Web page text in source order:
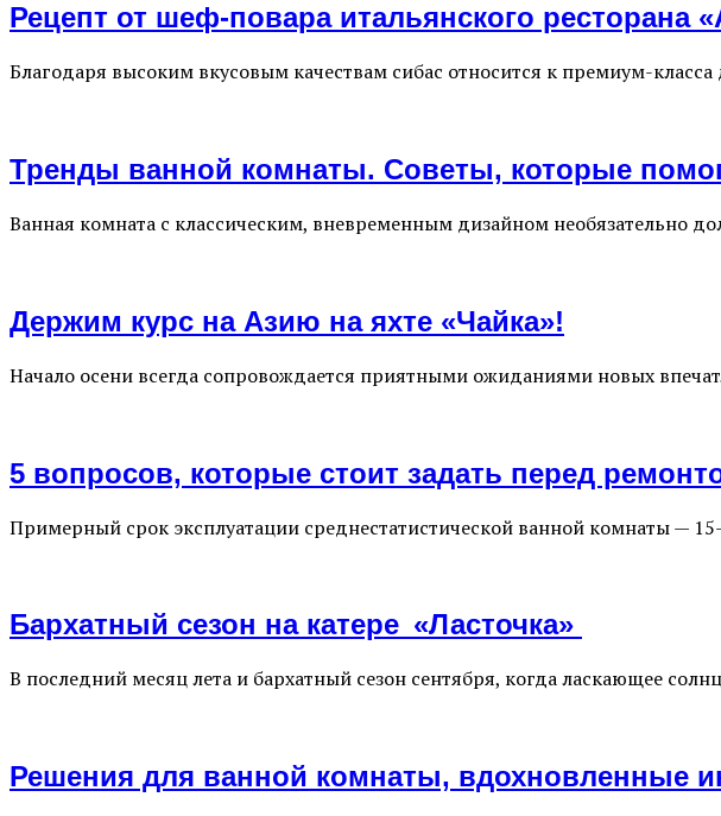
Рецепт от шеф-повара итальянского ресторана
Благодаря высоким вкусовым качествам сибас относится к премиум-
Тренды ванной комнаты. Советы, которые
Ванная комната с классическим, вневременным дизайном необязательно
Держим курс на Азию на яхте «Чайка»!
Начало осени всегда сопровождается приятными ожиданиями новых
5 вопросов, которые стоит задать перед
Примерный срок эксплуатации среднестатистической ванной комнаты —
Бархатный сезон на катере «Ласточка»
В последний месяц лета и бархатный сезон сентября, когда ласкающее
Решения для ванной комнаты, вдохновленные